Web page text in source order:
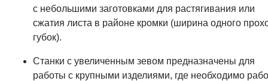
с небольшими заготовками для растягивания или
сжатия листа в районе кромки (ширина одного
губок).
Станки с увеличенным зевом предназначены для
работы с крупными изделиями, где необходимо